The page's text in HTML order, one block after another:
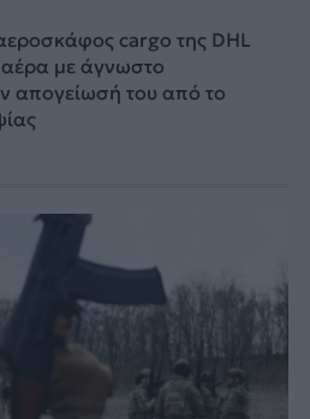
cargo της DHL
με άγνωστο
απογείωσή του από το